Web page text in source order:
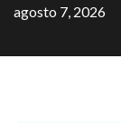
agosto 7, 2026